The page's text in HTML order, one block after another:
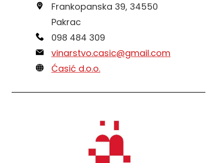
Frankopanska 39, 34550
Pakrac
098 484 309
vinarstvo.casic@gmail.com
Ćasić d.o.o.